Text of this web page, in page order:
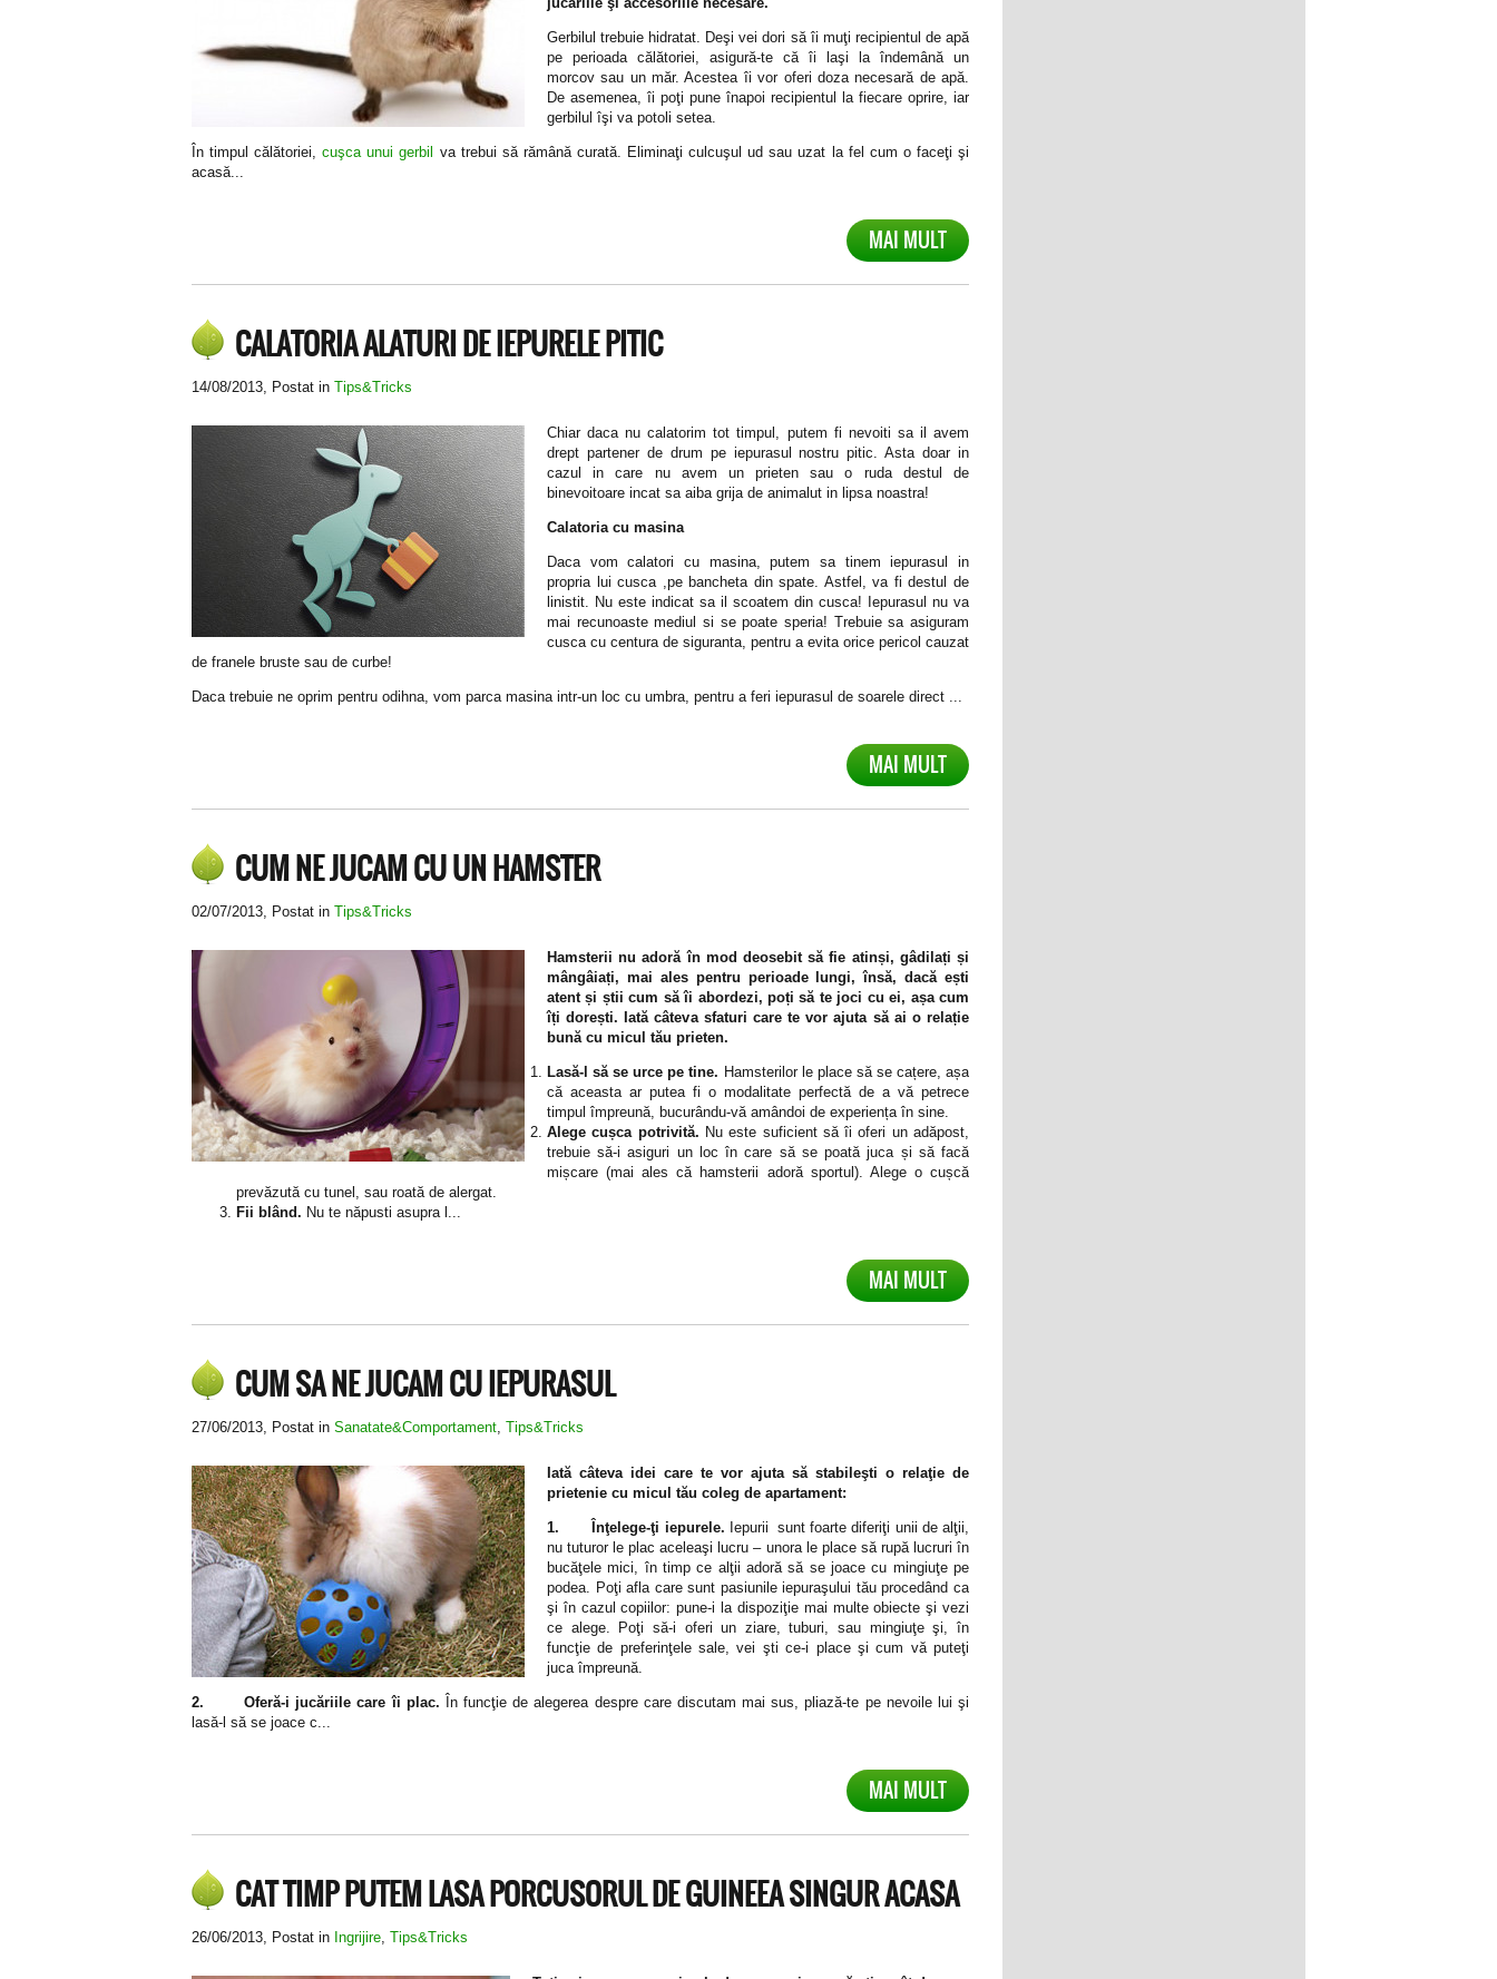
Gerbilul trebuie hidratat. Deşi vei dori să îi muţi recipientul de apă
pe perioada călătoriei, asigură-te că îi laşi la îndemână un
morcov sau un măr. Acestea îi vor oferi doza necesară de apă.
De asemenea, îi poţi pune înapoi recipientul la fiecare oprire, iar
gerbilul îşi va potoli setea.
În timpul călătoriei,cuşca unui gerbil
va trebui să rămână curată. Eliminaţi culcuşul ud sau uzat la fel cum o faceţi şi
acasă...
MAI MULT
CALATORIA ALATURI DE IEPURELE PITIC
14/08/2013, Postat in Tips&Tricks
Chiar daca nu calatorim tot timpul, putem fi nevoiti sa il avem
drept partener de drum pe iepurasul nostru pitic. Asta doar in
cazul in care nu avem un prieten sau o ruda destul de
binevoitoare incat sa aiba grija de animalut in lipsa noastra!
Calatoria cu masina
Daca vom calatori cu masina, putem sa tinem iepurasul in
propria lui cusca ,pe bancheta din spate. Astfel, va fi destul de
linistit. Nu este indicat sa il scoatem din cusca! Iepurasul nu va
mai recunoaste mediul si se poate speria! Trebuie sa asiguram
cusca cu centura de siguranta, pentru a evita orice pericol cauzat
de franele bruste sau de curbe!
Daca trebuie ne oprim pentru odihna, vom parca masina intr-un loc cu umbra, pentru a feri iepurasul de soarele direct ...
MAI MULT
CUM NE JUCAM CU UN HAMSTER
02/07/2013, Postat in Tips&Tricks
Hamsterii nu adoră în mod deosebit să fie atinși, gâdilați și
mângâiați, mai ales pentru perioade lungi, însă, dacă ești
atent și știi cum să îi abordezi, poți să te joci cu ei, așa cum
îți dorești. Iată câteva sfaturi care te vor ajuta să ai o relație
bună cu micul tău prieten.
Lasă-l să se urce pe tine. Hamsterilor le place să se cațere, așa
că aceasta ar putea fi o modalitate perfectă de a vă petrece
timpul împreună, bucurându-vă amândoi de experiența în sine.
Alege cușca potrivită. Nu este suficient să îi oferi un adăpost,
trebuie să-i asiguri un loc în care să se poată juca și să facă
mișcare (mai ales că hamsterii adoră sportul). Alege o cușcă
prevăzută cu tunel, sau roată de alergat.
Fii blând. Nu te năpusti asupra l...
MAI MULT
CUM SA NE JUCAM CU IEPURASUL
27/06/2013, Postat in Sanatate&Comportament, Tips&Tricks
Iată câteva idei care te vor ajuta să stabileşti o relaţie de
prietenie cu micul tău coleg de apartament:
1. Înţelege-ţi iepurele. Iepurii sunt foarte diferiţi unii de alţii,
nu tuturor le plac aceleaşi lucru – unora le place să rupă lucruri în
bucăţele mici, în timp ce alţii adoră să se joace cu mingiuţe pe
podea. Poţi afla care sunt pasiunile iepuraşului tău procedând ca
şi în cazul copiilor: pune-i la dispoziţie mai multe obiecte şi vezi
ce alege. Poţi să-i oferi un ziare, tuburi, sau mingiuţe şi, în
funcţie de preferinţele sale, vei şti ce-i place şi cum vă puteţi
juca împreună.
2.Oferă-i jucăriile care îi plac.
În funcţie de alegerea despre care discutam mai sus, pliază-te pe nevoile lui şi
lasă-l să se joace c...
MAI MULT
CAT TIMP PUTEM LASA PORCUSORUL DE GUINEEA SINGUR ACASA
26/06/2013, Postat in Ingrijire, Tips&Tricks